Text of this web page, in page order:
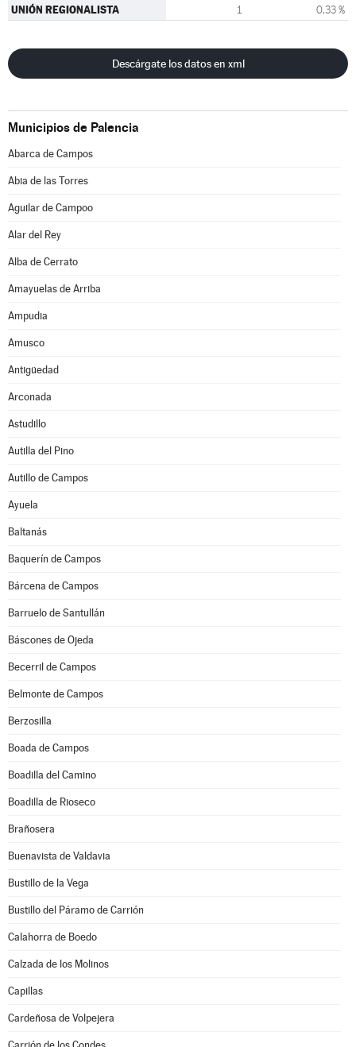
UNIÓN REGIONALISTA 1 0,33 %
Descárgate los datos en xml
Municipios de Palencia
Abarca de Campos
Abia de las Torres
Aguilar de Campoo
Alar del Rey
Alba de Cerrato
Amayuelas de Arriba
Ampudia
Amusco
Antigüedad
Arconada
Astudillo
Autilla del Pino
Autillo de Campos
Ayuela
Baltanás
Baquerín de Campos
Bárcena de Campos
Barruelo de Santullán
Báscones de Ojeda
Becerril de Campos
Belmonte de Campos
Berzosilla
Boada de Campos
Boadilla del Camino
Boadilla de Rioseco
Brañosera
Buenavista de Valdavia
Bustillo de la Vega
Bustillo del Páramo de Carrión
Calahorra de Boedo
Calzada de los Molinos
Capillas
Cardeñosa de Volpejera